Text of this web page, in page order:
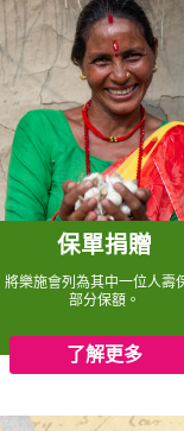
保單捐贈
樂施會列為其中一位人壽
部分保額。
了解更多